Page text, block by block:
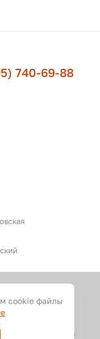
740-69-88
для аудио, видео и
cookie файлы